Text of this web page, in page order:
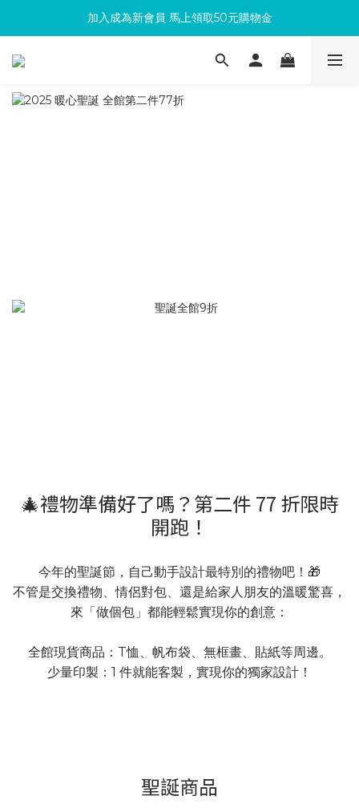
滿300回饋10%購物金
加入成為新會員 馬上領取50元購物金
滿300回饋10%購物金
🎄禮物準備好了嗎？第二件 77 折限時
開跑！
今年的聖誕節，自己動手設計最特別的禮物吧！🎁
不管是交換禮物、情侶對包、還是給家人朋友的溫暖驚喜，
來「做個包」都能輕鬆實現你的創意：
全館現貨商品：T恤、帆布袋、無框畫、貼紙等周邊。
少量印製：1 件就能客製，實現你的獨家設計！
聖誕商品